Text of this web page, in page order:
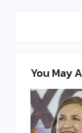
You May